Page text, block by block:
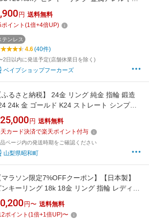
応 サージカルステンレス つけっぱなし リン
指輪 0.8mm 1粒ジルコニア 細リング 1号〜
号 レディース シンプル 18K SUS316L 金属
レルギー対応miteravita ミテラヴィータ
R7】
円 送料無料
ポイント (1倍+4倍UP)
テンレス
4.6(40件)
2日以内に発送予定(店舗休業日を除く)
ベイプショップフーカーズ
ふるさと納税】 24金 リング 純金 指輪 鍛造
24k 金 ゴールド K24 ストレート シンプル
ンキーリング 地金 人気 ファッションリング
人 ギフト 普段使い 201013wa101k24m 山梨
昭和町 ジュエリー アクセサリー ギフト プレ
ント 贈り物 記念日 誕生日 SWAA219
円 送料無料
カード決済で楽天ポイント付与
ページ内の発送時期をご確認ください
山梨県昭和町
マラソン限定7%OFFクーポン】【日本製】
ンキーリング 18k 18金 リング 指輪 レディー
k18 ゴールド k18リング 18kリング 18金リ
グ s 小指 [ミスタ]
円〜 送料無料
ポイント (1倍+1倍UP)〜